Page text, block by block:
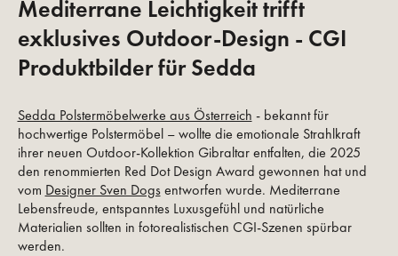
Mediterrane Leichtigkeit trifft
exklusives Outdoor-Design - CGI
Produktbilder für Sedda
Sedda Polstermöbelwerke aus Österreich - bekannt für
hochwertige Polstermöbel – wollte die emotionale Strahlkraft
ihrer neuen Outdoor-Kollektion Gibraltar entfalten, die 2025
den renommierten Red Dot Design Award gewonnen hat und
vom Designer Sven Dogsentworfen wurde. Mediterrane
Lebensfreude, entspanntes Luxusgefühl und natürliche
Materialien sollten in fotorealistischen CGI-Szenen spürbar
werden.